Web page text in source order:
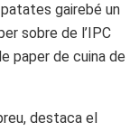
gairebé un
sobre de l’IPC
paper de cuina de
destaca el